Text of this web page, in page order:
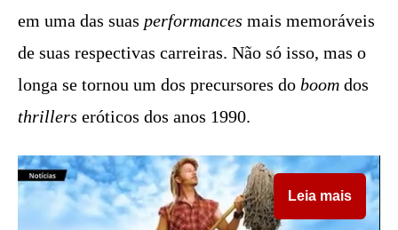
em uma das suas performances mais memoráveis
de suas respectivas carreiras. Não só isso, mas o
longa se tornou um dos precursores do boom dos
thrillers eróticos dos anos 1990.
Leia mais